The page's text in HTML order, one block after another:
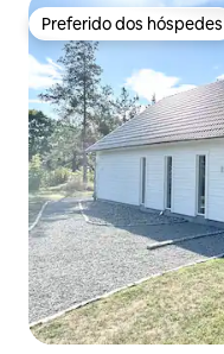
Preferido dos hóspedes
Preferido dos hóspedes